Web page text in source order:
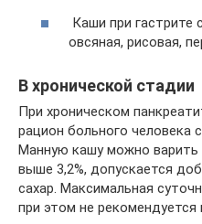
Каши при гастрите
овсяная, рисовая,
В хронической стадии
При хроническом
рацион больного человека
Манную кашу можно
выше 3,2%, допускается
сахар. Максимальная
при этом не